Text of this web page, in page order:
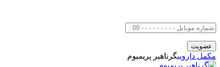
مکمل داروییگرناهیر پریمیوم